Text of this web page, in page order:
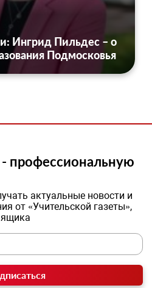
Ингрид Пильдес – о
Подмосковья
профессиональную
актуальные новости и
от «Учительской газеты»,
ящика